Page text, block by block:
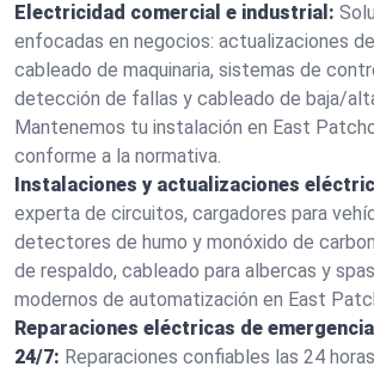
Electricidad comercial e industrial:
enfocadas en negocios: actualizaciones
cableado de maquinaria, sistemas de
detección de fallas y cableado de baja/
Mantenemos tu instalación en East
conforme a la normativa.
Instalaciones y actualizaciones
experta de circuitos, cargadores para
detectores de humo y monóxido de
de respaldo, cableado para albercas y
modernos de automatización en East
Reparaciones eléctricas de
24/7: Reparaciones confiables las 24